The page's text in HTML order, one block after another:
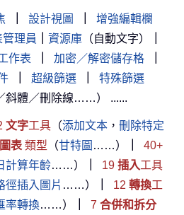
設計視圖
增強編輯欄
理員 資源庫 （自動文字）
作表 加密／解密儲存格
超級篩選
特殊篩選
斜體／刪除線……） ......
文字工具 （添加文本 ， 刪除特定
圖表 類型 （甘特圖 ……）
40+
計算年齡……） 19 插入工具
徑插入圖片 ……） 12 轉換工
率轉換……） 7 合併和拆分